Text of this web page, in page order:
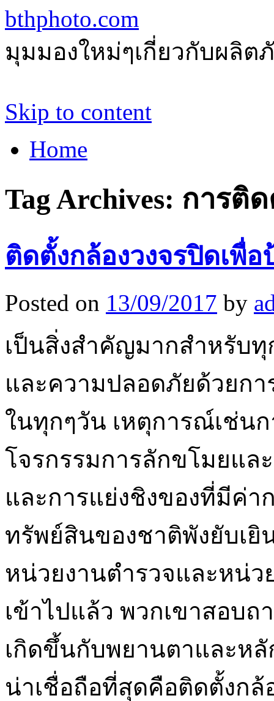
bthphoto.com
มุมมองใหม่ๆเกี่ยวกับผลิ
Skip to content
Home
Tag Archives: การติ
ติดตั้งกล้องวงจรปิดเพื่อ
Posted on 13/09/2017 by
เป็นสิ่งสำคัญมากสำหรับ
และความปลอดภัยด้วยกา
ในทุกๆวัน เหตุการณ์เช่น
โจรกรรมการลักขโมยแล
และการแย่งชิงของที่มีค่า
ทรัพย์สินของชาติพังยับเยิ
หน่วยงานตำรวจและหน่ว
เข้าไปแล้ว พวกเขาสอบ
เกิดขึ้นกับพยานตาและห
น่าเชื่อถือที่สุดคือติดตั้งก